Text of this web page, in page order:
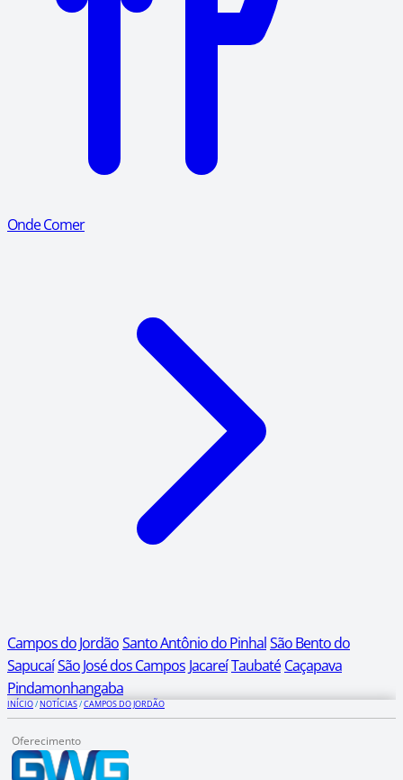
Onde Comer
Campos do JordãoSanto Antônio do PinhalSão Bento do
SapucaíSão José dos Campos JacareíTaubaté Caçapava
Pindamonhangaba
INÍCIO/NOTÍCIAS/CAMPOS DO JORDÃO
Oferecimento